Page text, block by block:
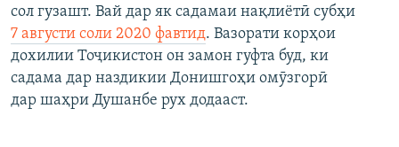
сол гузашт. Вай дар як садамаи нақлиётӣ субҳи
7 августи соли 2020 фавтид. Вазорати корҳои
дохилии Тоҷикистон он замон гуфта буд, ки
садама дар наздикии Донишгоҳи омӯзгорӣ
дар шаҳри Душанбе рух додааст.